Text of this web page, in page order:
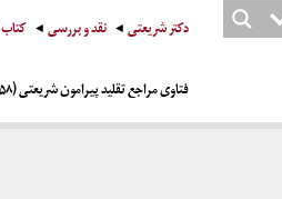
دکتر شریعتی نقد و بررسی کتاب
فتاوی مراجع تقلید پیرامون شریعتی (۱۳۵۸)